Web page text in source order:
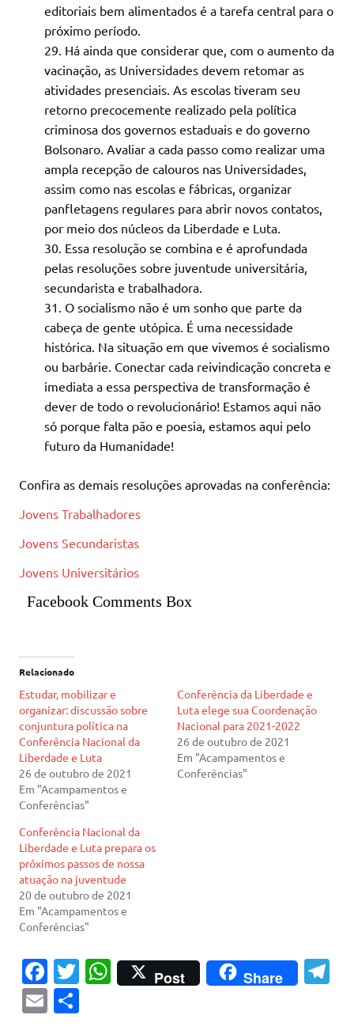
editoriais bem alimentados é a tarefa central para o
próximo período.
Há ainda que considerar que, com o aumento da
vacinação, as Universidades devem retomar as
atividades presenciais. As escolas tiveram seu
retorno precocemente realizado pela política
criminosa dos governos estaduais e do governo
Bolsonaro. Avaliar a cada passo como realizar uma
ampla recepção de calouros nas Universidades,
assim como nas escolas e fábricas, organizar
panfletagens regulares para abrir novos contatos,
por meio dos núcleos da Liberdade e Luta.
Essa resolução se combina e é aprofundada
pelas resoluções sobre juventude universitária,
secundarista e trabalhadora.
O socialismo não é um sonho que parte da
cabeça de gente utópica. É uma necessidade
histórica. Na situação em que vivemos é socialismo
ou barbárie. Conectar cada reivindicação concreta e
imediata a essa perspectiva de transformação é
dever de todo o revolucionário! Estamos aqui não
só porque falta pão e poesia, estamos aqui pelo
futuro da Humanidade!
Confira as demais resoluções aprovadas na conferência:
Jovens Trabalhadores
Jovens Secundaristas
Jovens Universitários
Facebook Comments Box
Relacionado
Estudar, mobilizar e
organizar: discussão sobre
conjuntura política na
Conferência Nacional da
Liberdade e Luta
26 de outubro de 2021
Em "Acampamentos e
Conferências"
Conferência da Liberdade e
Luta elege sua Coordenação
Nacional para 2021-2022
26 de outubro de 2021
Em "Acampamentos e
Conferências"
Conferência Nacional da
Liberdade e Luta prepara os
próximos passos de nossa
atuação na juventude
20 de outubro de 2021
Em "Acampamentos e
Conferências"
Fa
c
e
T
W
h
Post Share
E